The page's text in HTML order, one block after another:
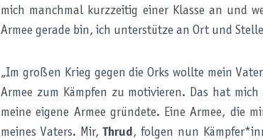
mich manchmal kurzzeitig einer Klasse an und
Armee gerade bin, ich unterstütze an Ort und
„Im großen Krieg gegen die Orks wollte mein
Armee zum Kämpfen zu motivieren. Das hat
meine eigene Armee gründete. Eine Armee, die
meines Vaters. Mir, Thrud, folgen nun